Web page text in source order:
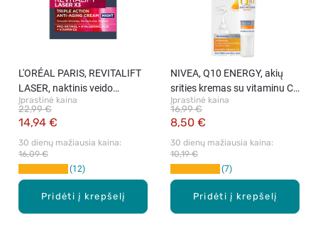
Pridėti į krepšelį
L′ORÉAL PARIS, REVITALIFT
LASER, naktinis veido
kremas, 50 ml
Įprastinė kaina
14,94 €
22,99 €
30 dienų mažiausia kaina:
16,09 €
12
Pridėti į krepšelį
NIVEA, Q10 ENERGY, akių
srities kremas su vitaminu C,
15 ml
Įprastinė kaina
8,50 €
16,99 €
30 dienų mažiausia kaina:
10,19 €
7